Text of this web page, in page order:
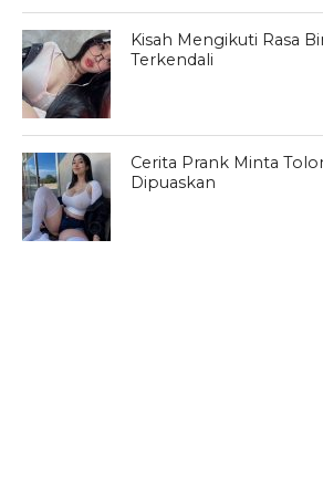
Kisah Mengikuti Rasa
Terkendali
Cerita Prank Minta
Dipuaskan